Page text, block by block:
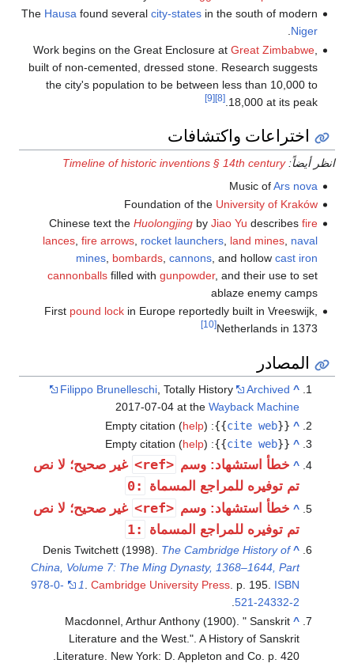
The Hausa found several city-statesin the south of modern
Niger
Work begins on the Great Enclosure at Great Zimbabwe,
built of non-cemented, dressed stone. Research suggests
the city's population to be between less than 10,000 to
18,000 at its peak.
[8]
[9]
اختراعات واكتشافات
انظر أيضاً:Timeline of historic inventions § 14th century
Music ofArs nova
Foundation of the University of Kraków
Chinese text the Huolongjingby Jiao Yu describes fire
lances, fire arrows, rocket launchers, land mines, naval
mines, bombards, cannons, and hollow cast iron
cannonballsfilled with gunpowder, and their use to set
ablaze enemy camps
First pound lockin Europe reportedly built in Vreeswijk,
Netherlands in 1373
[10]
المصادر
^
Filippo Brunelleschi, Totally History
Archived
2017-07-04 at theWayback Machine
^
{{
cite web
}}
:
Empty citation (help)
^
{{
cite web
}}
:
Empty citation (help)
^ خطأ استشهاد: وسم <ref>
غير صحيح؛ لا نص
تم توفيره للمراجع المسماة
:0
^ خطأ استشهاد: وسم <ref>
غير صحيح؛ لا نص
تم توفيره للمراجع المسماة
:1
^
Denis Twitchett (1998). The Cambridge History of
China, Volume 7: The Ming Dynasty, 1368–1644, Part
1.Cambridge University Press. p. 195. ISBN
978-0-
521-24332-2
.
^
Macdonnel, Arthur Anthony (1900). " Sanskrit
Literature and the West.". A History of Sanskrit
Literature. New York: D. Appleton and Co. p. 420.